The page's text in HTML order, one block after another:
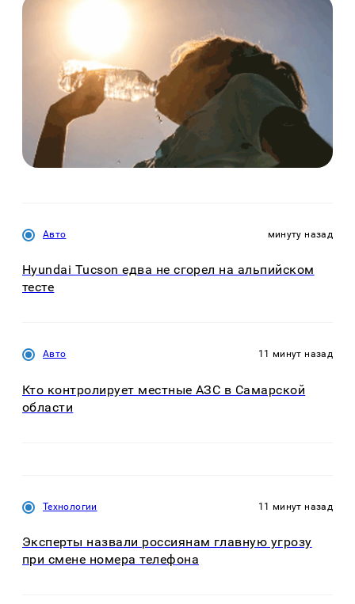
Авто минуту назад
Hyundai Tucson едва не сгорел на альпийском
тесте
Авто 11 минут назад
Кто контролирует местные АЗС в Самарской
области
Технологии 11 минут назад
Эксперты назвали россиянам главную угрозу
при смене номера телефона